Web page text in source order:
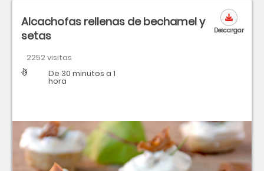
Alcachofas rellenas de bechamel y
setas
2252 visitas
Dificultad
Tiempo De 30 minutos a 1
hora
Descargar